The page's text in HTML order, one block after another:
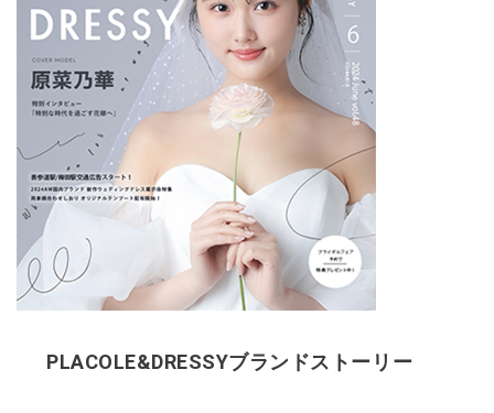
PLACOLE&DRESSYブランドストーリー